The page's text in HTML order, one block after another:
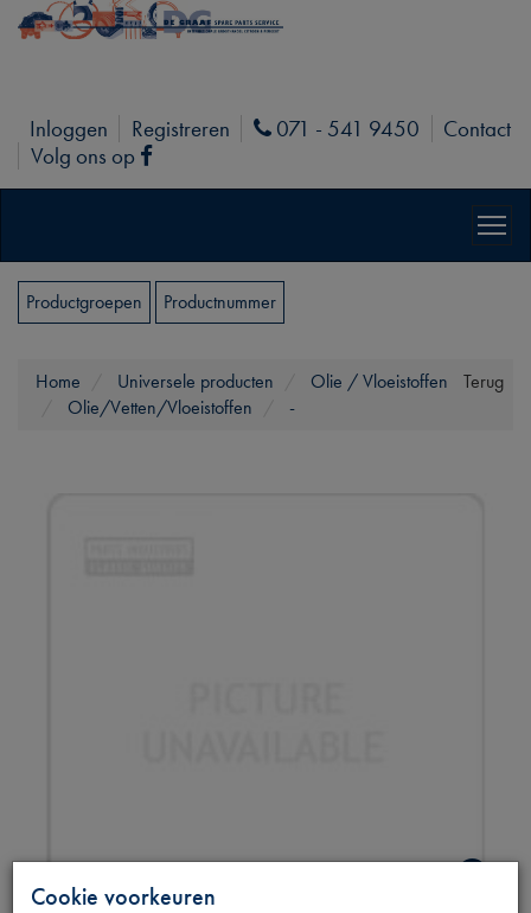
Inloggen Registreren Phone
071 - 541 9450
Contact
Volg ons op
Facebook
Productgroepen Productnummer
Terug
Home Universele producten
Olie / Vloeistoffen
Olie/Vetten/Vloeistoffen
-
Cookie voorkeuren